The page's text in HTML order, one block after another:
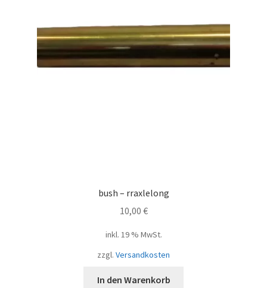
bush – rraxlelong
10,00 €
inkl. 19 % MwSt.
zzgl. Versandkosten
In den Warenkorb